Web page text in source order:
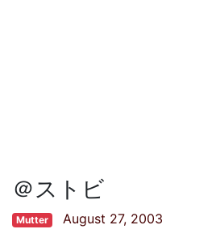
＠ストビ
Mutter August 27, 2003